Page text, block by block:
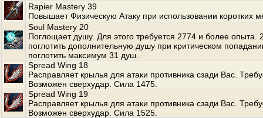
Rapier Mastery 39
Повышает Физическую Атаку при использовании коротких
Soul Mastery 20
Поглощает душу. Для этого требуется 2774 и более опыта.
поглотить дополнительную душу при критическом
поглотить максимум 31 душ.
Spread Wing 18
Расправляет крылья для атаки противника сзади Вас.
Возможен сверхудар. Сила 1475.
Spread Wing 19
Расправляет крылья для атаки противника сзади Вас.
Возможен сверхудар. Сила 1525.